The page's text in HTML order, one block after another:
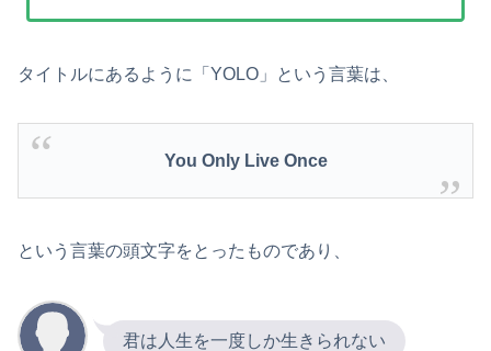
タイトルにあるように「YOLO」という言葉は、
You Only Live Once
という言葉の頭文字をとったものであり、
君は人生を一度しか生きられない